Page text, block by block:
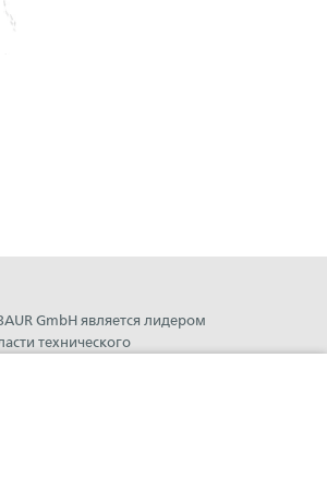
GmbH является лидером
технического